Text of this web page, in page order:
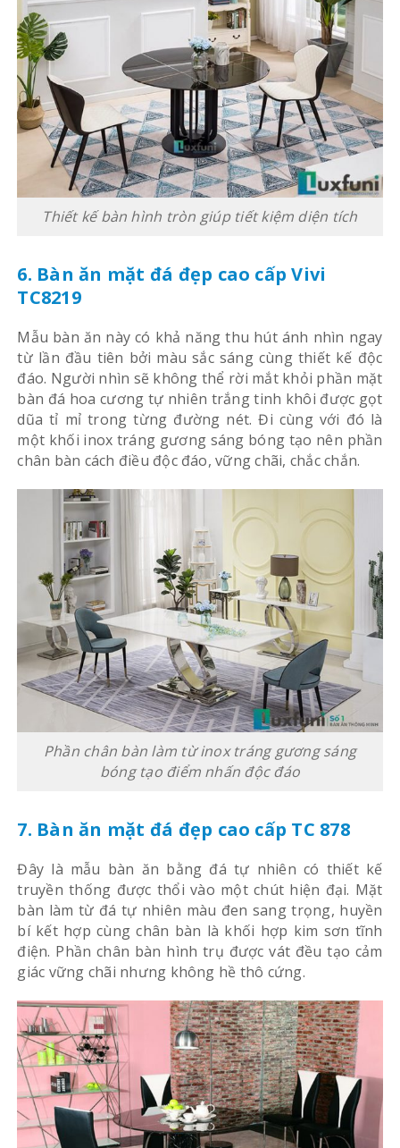
Thiết kế bàn hình tròn giúp tiết kiệm diện tích
6. Bàn ăn mặt đá đẹp cao cấp Vivi
TC8219
Mẫu bàn ăn này có khả năng thu hút ánh nhìn ngay
từ lần đầu tiên bởi màu sắc sáng cùng thiết kế độc
đáo. Người nhìn sẽ không thể rời mắt khỏi phần mặt
bàn đá hoa cương tự nhiên trắng tinh khôi được gọt
dũa tỉ mỉ trong từng đường nét. Đi cùng với đó là
một khối inox tráng gương sáng bóng tạo nên phần
chân bàn cách điều độc đáo, vững chãi, chắc chắn.
Phần chân bàn làm từ inox tráng gương sáng
bóng tạo điểm nhấn độc đáo
7. Bàn ăn mặt đá đẹp cao cấp TC 878
Đây là mẫu bàn ăn bằng đá tự nhiên có thiết kế
truyền thống được thổi vào một chút hiện đại. Mặt
bàn làm từ đá tự nhiên màu đen sang trọng, huyền
bí kết hợp cùng chân bàn là khối hợp kim sơn tĩnh
điện. Phần chân bàn hình trụ được vát đều tạo cảm
giác vững chãi nhưng không hề thô cứng.